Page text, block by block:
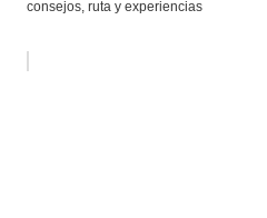
consejos, ruta y experiencias